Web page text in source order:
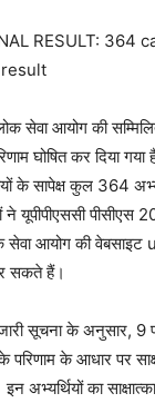
RESULT: 364
सेवा आयोग की
घोषित कर दिया
के सापेक्ष कुल 364
ने यूपीपीएससी पीसीएस
सेवा आयोग की
सकते हैं।
सूचना के अनुसार, 9
परिणाम के आधार पर
अभ्यर्थियों का